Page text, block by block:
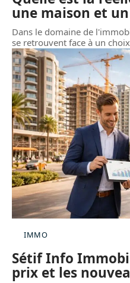
une maison et
Dans le domaine de
se retrouvent face à un
IMMO
Sétif Info
prix et les